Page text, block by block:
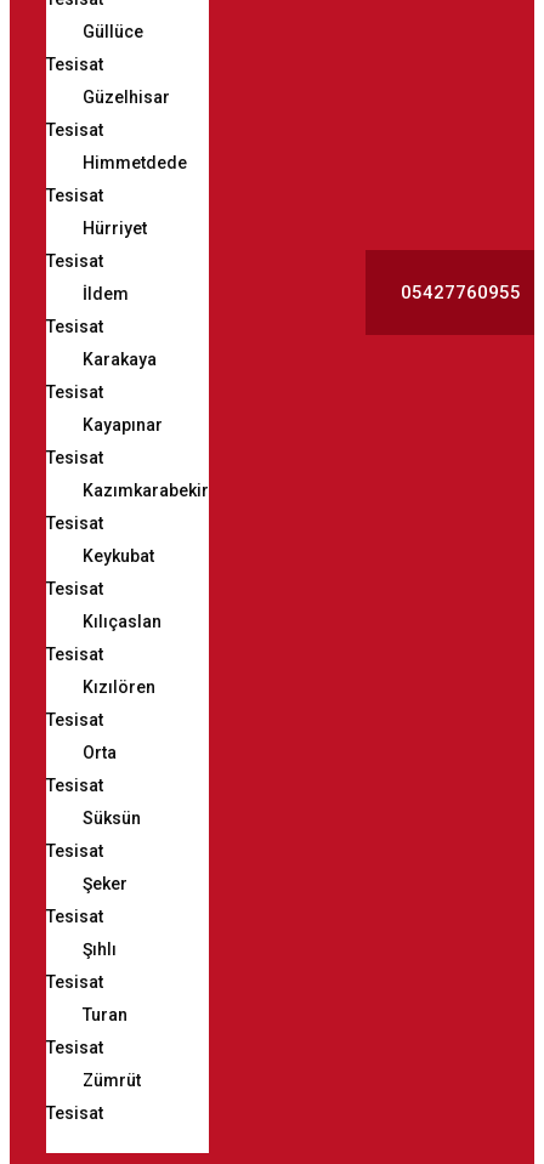
Güllüce
Tesisat
Güzelhisar
Tesisat
Himmetdede
Tesisat
Hürriyet
Tesisat
İldem
Tesisat
Karakaya
Tesisat
Kayapınar
Tesisat
Kazımkarabekir
Tesisat
Keykubat
Tesisat
Kılıçaslan
Tesisat
Kızılören
Tesisat
Orta
Tesisat
Süksün
Tesisat
Şeker
Tesisat
Şıhlı
Tesisat
Turan
Tesisat
Zümrüt
Tesisat
05427760955